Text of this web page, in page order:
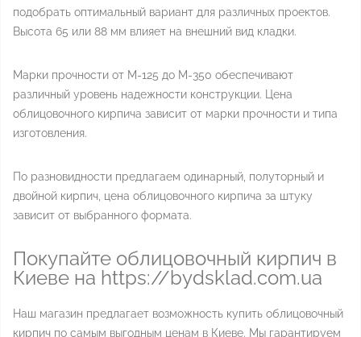
подобрать оптимальный вариант для различных проектов.
Высота 65 или 88 мм влияет на внешний вид кладки.
Марки прочности от М-125 до М-350 обеспечивают
различный уровень надежности конструкции. Цена
облицовочного кирпича зависит от марки прочности и типа
изготовления.
По разновидности предлагаем одинарный, полуторный и
двойной кирпич, цена облицовочного кирпича за штуку
зависит от выбранного формата.
Покупайте облицовочный кирпич в
Киеве на https://bydsklad.com.ua
Наш магазин предлагает возможность купить облицовочный
кирпич по самым выгодным ценам в Киеве. Мы гарантируем